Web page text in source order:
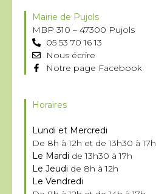
Mairie de Pujols
MBP 310 – 47300 Pujols
05 53 70 16 13
Nous écrire
Notre page Facebook
Horaires
Lundi et Mercredi
De 8h à 12h et de 13h30 à 17h
Le Mardi de 13h30 à 17h
Le Jeudi de 8h à 12h
Le Vendredi